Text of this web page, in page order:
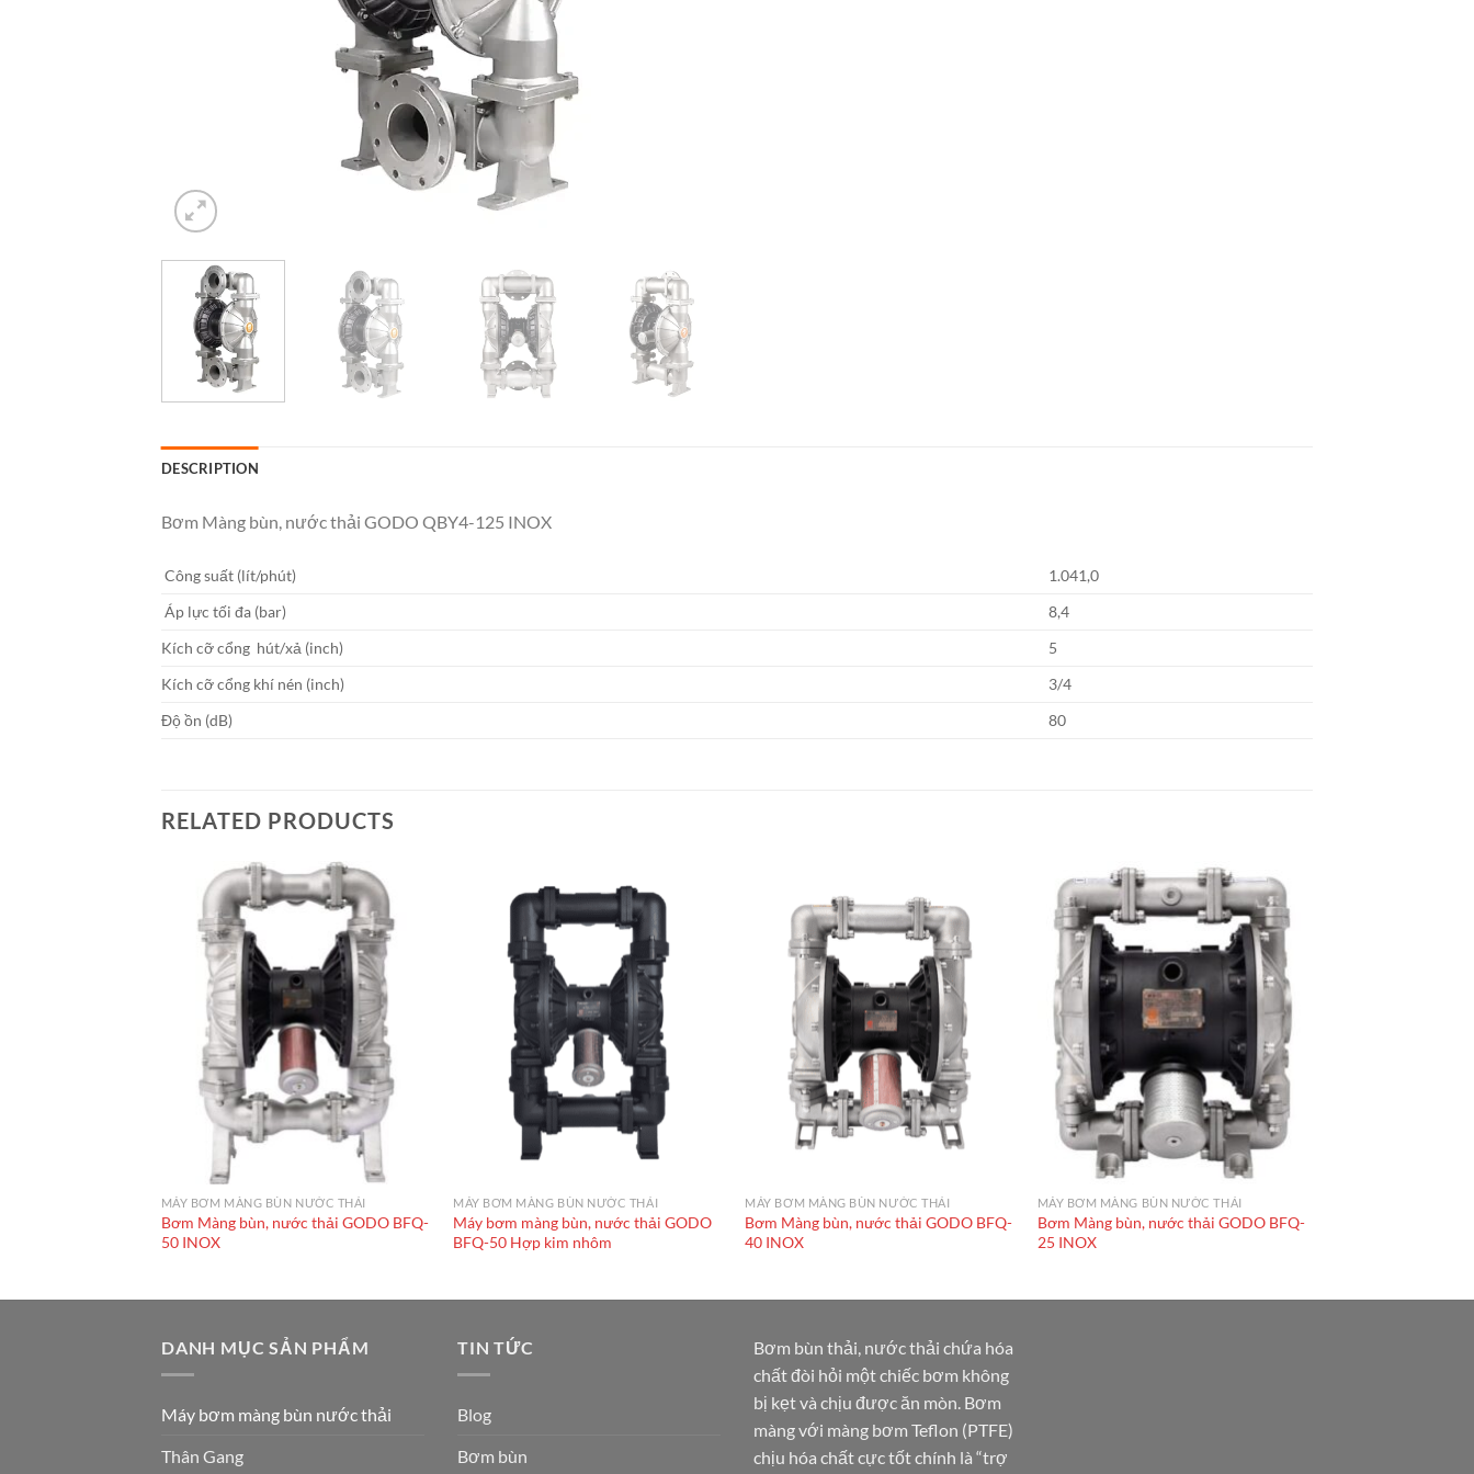
DESCRIPTION
Bơm Màng bùn, nước thải GODO QBY4-125 INOX
Công suất (lít/phút)
1.041,0
Áp lực tối đa (bar)
8,4
Kích cỡ cổng hút/xả (inch)
5
Kích cỡ cổng khí nén (inch)
3/4
Độ ồn (dB)
80
RELATED PRODUCTS
MÁY BƠM MÀNG BÙN NƯỚC THẢI
Bơm Màng bùn, nước thải GODO BFQ-
50 INOX
MÁY BƠM MÀNG BÙN NƯỚC THẢI
Máy bơm màng bùn, nước thải GODO
BFQ-50 Hợp kim nhôm
MÁY BƠM MÀNG BÙN NƯỚC THẢI
Bơm Màng bùn, nước thải GODO BFQ-
40 INOX
MÁY BƠM MÀNG BÙN NƯỚC THẢI
Bơm Màng bùn, nước thải GODO BFQ-
25 INOX
DANH MỤC SẢN PHẨM
Máy bơm màng bùn nước thải
Thân Gang
TIN TỨC
Blog
Bơm bùn
Bơm bùn thải, nước thải chứa hóa
chất đòi hỏi một chiếc bơm không
bị kẹt và chịu được ăn mòn. Bơm
màng với màng bơm Teflon (PTFE)
chịu hóa chất cực tốt chính là “trợ